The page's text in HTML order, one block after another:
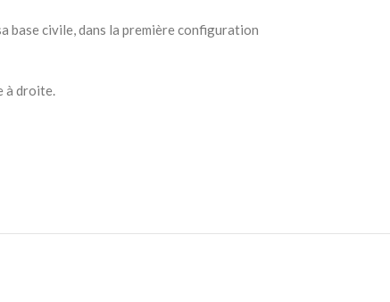
base civile, dans la première configuration
à droite.